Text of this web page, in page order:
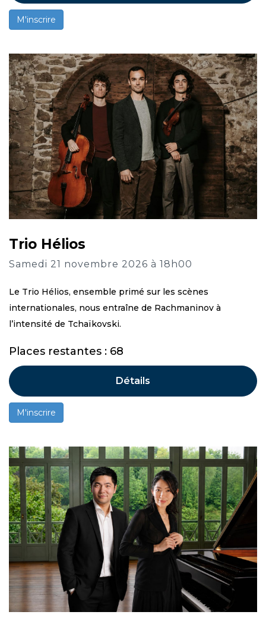
M'inscrire
Trio Hélios
Samedi 21 novembre 2026 à 18h00
Le Trio Hélios, ensemble primé sur les scènes
internationales, nous entraîne de Rachmaninov à
l’intensité de Tchaïkovski.
Places restantes : 68
Détails
M'inscrire